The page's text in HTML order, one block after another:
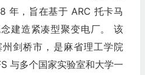
年，旨在基于 ARC 托卡马
建造紧凑型聚变电厂。 该
剑桥市，是麻省理工学院
与多个国家实验室和大学一